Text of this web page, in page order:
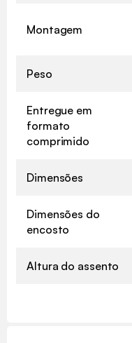
Montagem
Peso
Entregue em
formato
comprimido
Dimensões
Dimensões do
encosto
Altura do assento